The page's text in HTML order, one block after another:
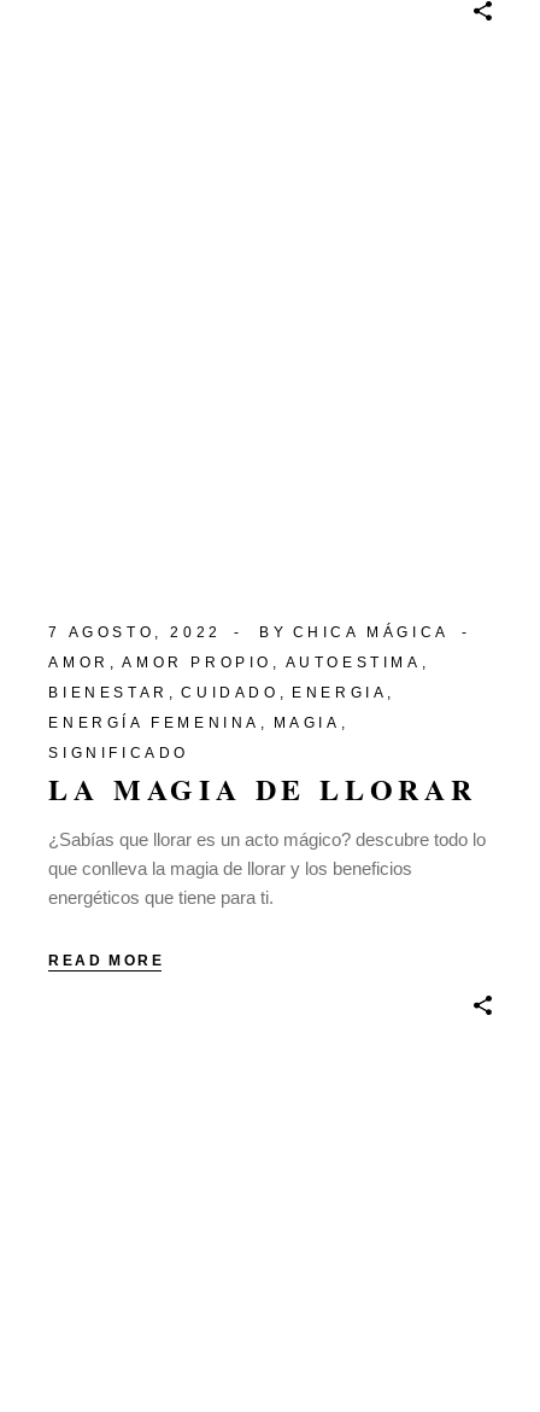
7 AGOSTO, 2022 BY CHICA MÁGICA
AMOR
AMOR PROPIO
AUTOESTIMA
BIENESTAR
CUIDADO
ENERGIA
ENERGÍA FEMENINA
MAGIA
SIGNIFICADO
LA MAGIA DE LLORAR
¿Sabías que llorar es un acto mágico? descubre todo lo
que conlleva la magia de llorar y los beneficios
energéticos que tiene para ti.
READ MORE